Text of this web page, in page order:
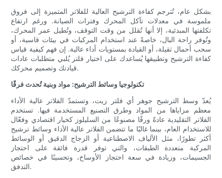
بشكل عام، تُترجم كفاءة الترشيح العالية للفلاتر المتميزة إلى فروق
ملموسة في معدلات تآكل المحرك وفترات الصيانة. ورغم ارتفاع
تكلفتها المبدئية، إلا أنها تُقلل من وقت التوقف، وتُطيل عمر المحرك،
وتُوفر راحة البال، خاصةً عند استخدام المركبات في بيئات قاسية، أو
سحب أحمال ثقيلة، أو القيادة بمستويات أداء عالية. إن فهم كيفية قياس
كفاءة الترشيح وتطبيقها يُساعدك على اختيار فلتر يُلبي متطلبات عادات
قيادتك وتصميم محركك.
تكنولوجيا وسائط الترشيح: مواد وبنية تُحدث فرقًا
يُعدّ وسط الترشيح جوهر أي فلتر زيت، وتستمدّ الفلاتر عالية الأداء
معظم مزاياها من المواد وطرق التصنيع المستخدمة فيها. تستخدم
الفلاتر التقليدية عادةً ورقًا مصنوعًا من السليلوز كخيار اقتصادي وفعّال
للاستخدام العام، بينما غالبًا ما تتضمن الفلاتر عالية الأداء وسائط ترشيح
أكثر تطورًا، مثل الألياف الاصطناعية أو الزجاج الدقيق أو الوسائط
المركبة متعددة الطبقات، والتي توفر قدرة فائقة على احتجاز
الجسيمات، وزيادة في سعة احتجاز الأوساخ، وتحسينًا في خصائص
التدفق.